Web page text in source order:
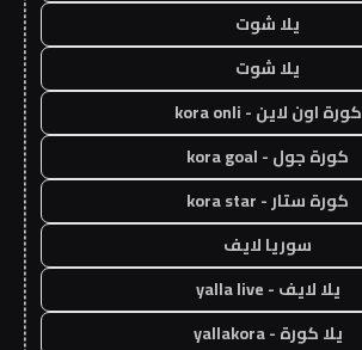
يلا شوت
يلا شوت
كورة اون لاين - kora onli
كورة جول - kora goal
كورة ستار - kora star
سوريا لايف
يلا لايف - yalla live
يلا كورة - yallakora